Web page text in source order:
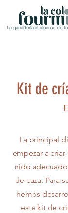
La ganadería al alcance de
Kit de
La principal
empezar a
nido
de caza. Para
hemos
este kit de